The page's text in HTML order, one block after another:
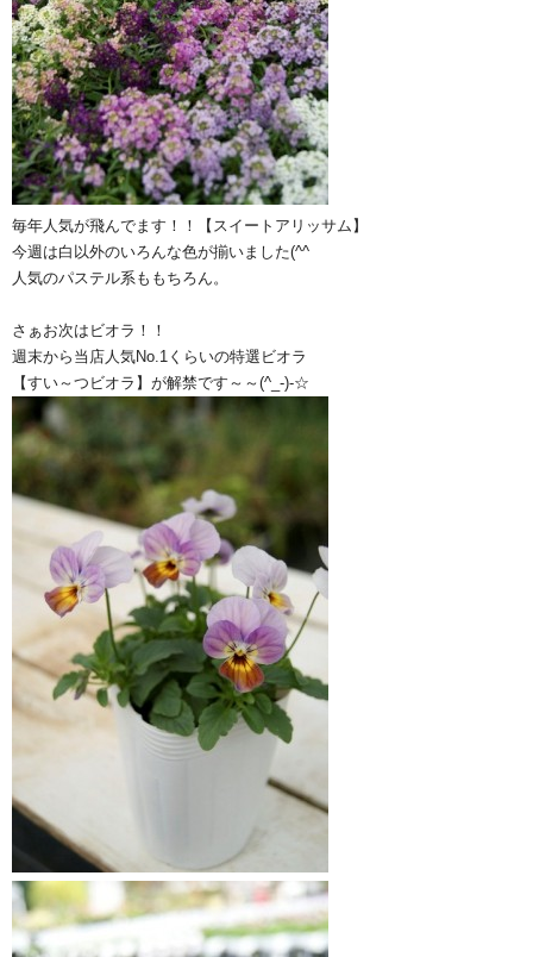
毎年人気が飛んでます！！【スイートアリッサム】
今週は白以外のいろんな色が揃いました(^^ゞ
人気のパステル系ももちろん。
さぁお次はビオラ！！
週末から当店人気No.1くらいの特選ビオラ
【すい～つビオラ】が解禁です～～(^_-)-☆